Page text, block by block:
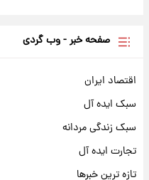
صفحه خبر - وب گردی
اقتصاد ایران
سبک ایده آل
سبک زندگی مردانه
تجارت ایده آل
تازه ترین خبرها